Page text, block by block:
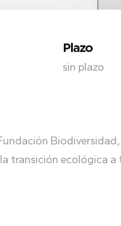
Plazo
sin plazo
transición ecológica